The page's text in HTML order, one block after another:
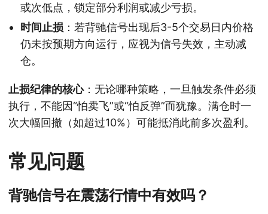
或次低点，锁定部分利润或减少亏损。
时间止损 ：若背驰信号出现后3-5个交易日内价格
仍未按预期方向运行，应视为信号失效，主动减
仓。
止损纪律的核心：无论哪种策略，一旦触发条件必须
执行，不能因“怕卖飞”或“怕反弹”而犹豫。满仓时一
次大幅回撤（如超过10%）可能抵消此前多次盈利。
常见问题
背驰信号在震荡行情中有效吗？